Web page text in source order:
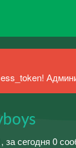
за сегодня 0